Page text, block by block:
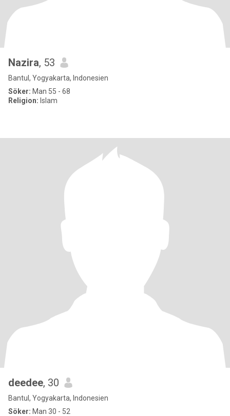
Nazira, 53
Bantul, Yogyakarta, Indonesien
Söker: Man 55 - 68
Religion: Islam
deedee, 30
Bantul, Yogyakarta, Indonesien
Söker: Man 30 - 52